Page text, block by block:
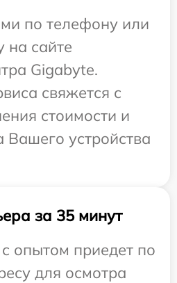
по телефону или
на сайте
Gigabyte.
свяжется с
стоимости и
Вашего устройства
за 35 минут
опытом приедет по
для осмотра